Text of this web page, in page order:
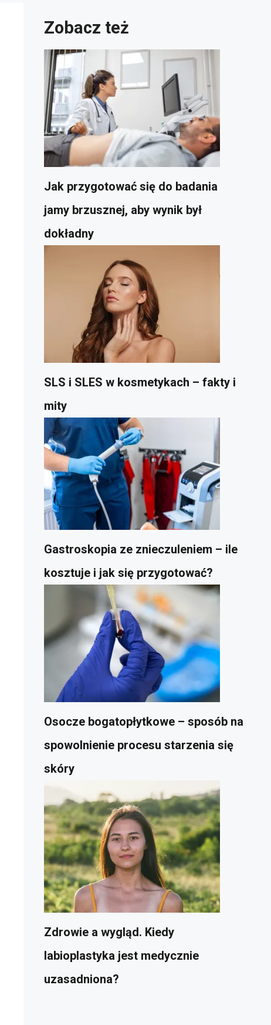
Zobacz też
Jak przygotować się do badania
jamy brzusznej, aby wynik był
dokładny
SLS i SLES w kosmetykach – fakty i
mity
Gastroskopia ze znieczuleniem – ile
kosztuje i jak się przygotować?
Osocze bogatopłytkowe – sposób na
spowolnienie procesu starzenia się
skóry
Zdrowie a wygląd. Kiedy
labioplastyka jest medycznie
uzasadniona?